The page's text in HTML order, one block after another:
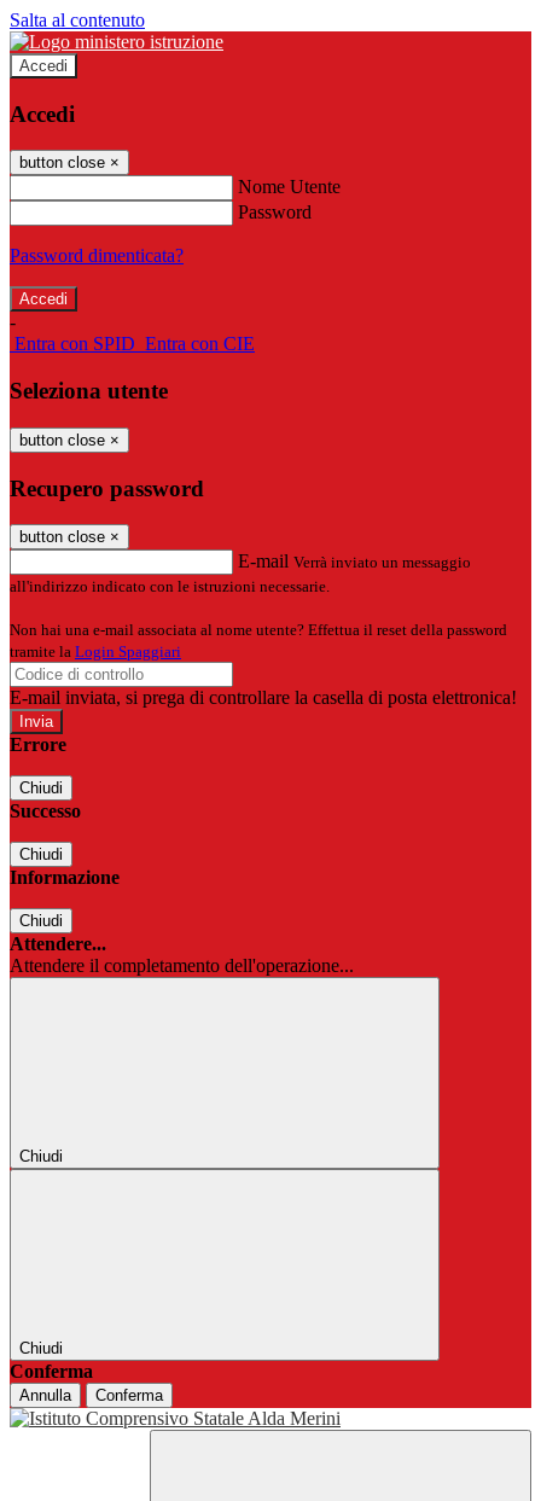
Salta al contenuto
Accedi
Accedi
button close ×
Nome Utente
Password
Password dimenticata?
-
Entra con SPID Entra con CIE
Seleziona utente
button close ×
Recupero password
button close ×
E-mail Verrà inviato un messaggio
all'indirizzo indicato con le istruzioni necessarie.
Non hai una e-mail associata al nome utente? Effettua il reset della password
tramite la Login Spaggiari
E-mail inviata, si prega di controllare la casella di posta elettronica!
Errore
Chiudi
Successo
Chiudi
Informazione
Chiudi
Attendere...
Attendere il completamento dell'operazione...
Chiudi
Chiudi
Conferma
Annulla Conferma